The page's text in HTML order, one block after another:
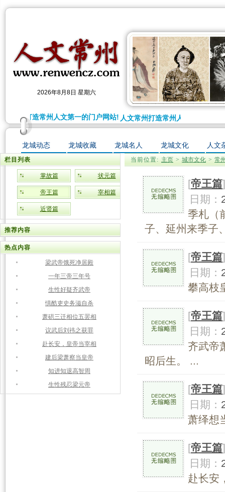
2026年8月8日 星期六
常州打造常州人文第一的门户网站!人文常州打造常州人文第一的门户
龙城动态 龙城收藏 龙城名人 龙城文化 人文
栏目列表
掌故篇 状元篇
帝王篇 宰相篇
近贤篇
推荐内容
热点内容
梁武帝饿死净居殿
一年三帝三年号
生性好疑齐武帝
惧酷吏史务滋自杀
萧硔三迁相位五罢相
议武后刘祎之获罪
赴长安，皇帝当宰相
建后梁萧察当皇帝
知进知退高智周
生性残忍梁元帝
当前位置: 主页 > 城市文化 > 常
[帝王篇
日期：
季札（
子、延州来季子
[帝王篇
日期：
攀高枝
[帝王篇
日期：
齐武帝
昭后生。 ...
[帝王篇
日期：
萧绎想
[帝王篇
日期：
赴长安